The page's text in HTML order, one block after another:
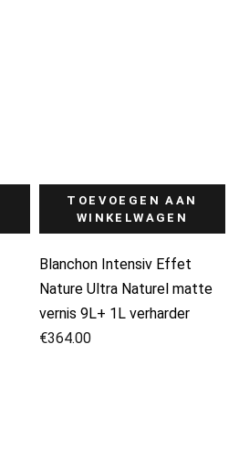
TOEVOEGEN AAN
WINKELWAGEN
Blanchon Intensiv Effet
Nature Ultra Naturel matte
vernis 9L+ 1L verharder
€364.00